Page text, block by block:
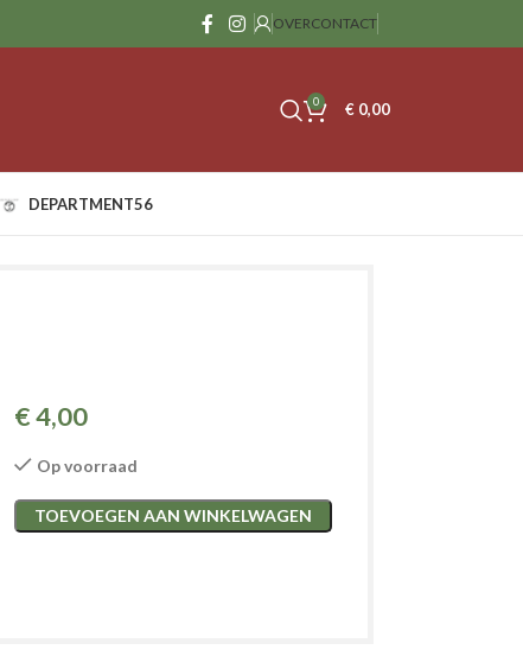
OVERCONTACT
0 € 0,00
DEPARTMENT56
€4,00
Op voorraad
TOEVOEGEN AAN WINKELWAGEN